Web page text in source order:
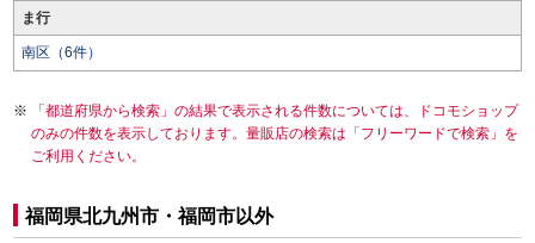
ま行
南区（6件）
「都道府県から検索」の結果で表示される件数については、ドコモショップ
のみの件数を表示しております。量販店の検索は「フリーワードで検索」を
ご利用ください。
福岡県北九州市・福岡市以外